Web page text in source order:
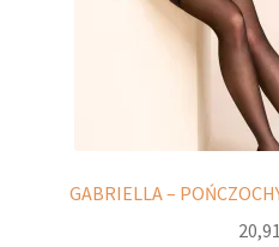
GABRIELLA –
20,91